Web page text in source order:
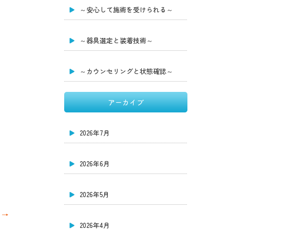
→
～安心して施術を受けられる～
～器具選定と装着技術～
～カウンセリングと状態確認～
アーカイブ
2026年7月
2026年6月
2026年5月
2026年4月